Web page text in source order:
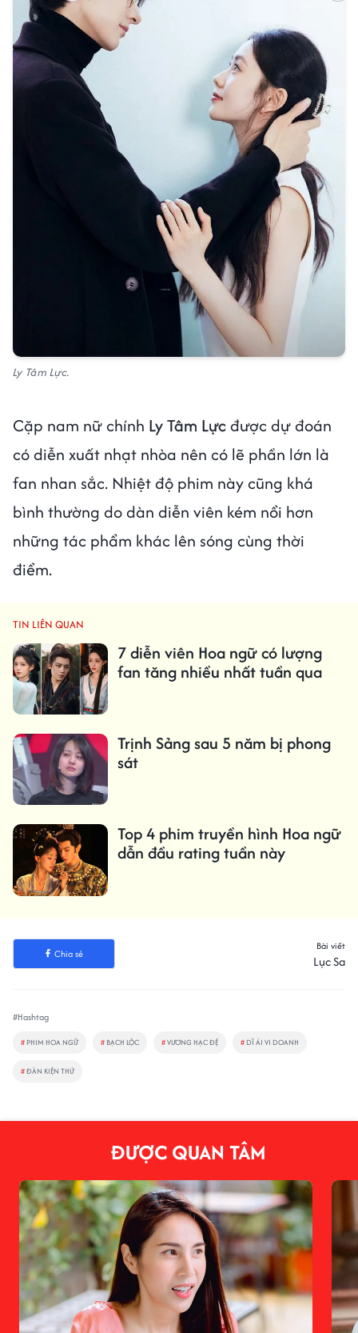
Ly Tâm Lực.
Cặp nam nữ chính Ly Tâm Lựcđược dự đoán
có diễn xuất nhạt nhòa nên có lẽ phần lớn là
fan nhan sắc. Nhiệt độ phim này cũng khá
bình thường do dàn diễn viên kém nổi hơn
những tác phẩm khác lên sóng cùng thời
điểm.
TIN LIÊN QUAN
7 diễn viên Hoa ngữ có lượng
fan tăng nhiều nhất tuần qua
Trịnh Sảng sau 5 năm bị phong
sát
Top 4 phim truyền hình Hoa ngữ
dẫn đầu rating tuần này
Chia sẻ
Bài viết
Lục Sa
#Hashtag
# PHIM HOA NGỮ # BẠCH LỘC #VƯƠNG HẠC ĐỆ # DĨ ÁI VI DOANH
#ĐÀN KIỆN THỨ
ĐƯỢC QUAN TÂM